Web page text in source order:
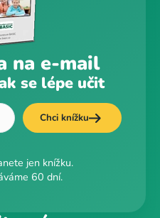
na e-mail
se lépe učit
Chci knížku
jen knížku.
60 dní.